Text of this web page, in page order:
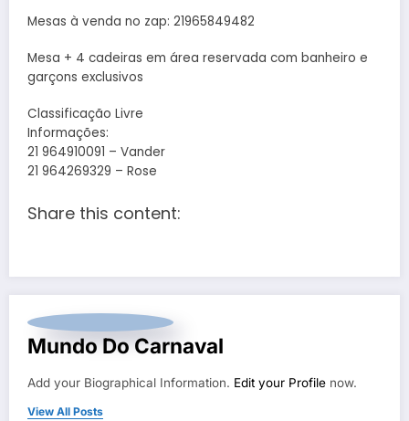
Mesas à venda no zap: 21965849482
Mesa + 4 cadeiras em área reservada com banheiro e
garçons exclusivos
Classificação Livre
Informações:
21 964910091 – Vander
21 964269329 – Rose
Share this content:
Mundo Do Carnaval
Add your Biographical Information. Edit your Profile now.
View All Posts